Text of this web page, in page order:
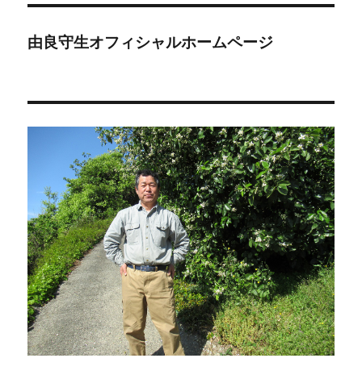
ン
由良守生オフィシャルホームページ